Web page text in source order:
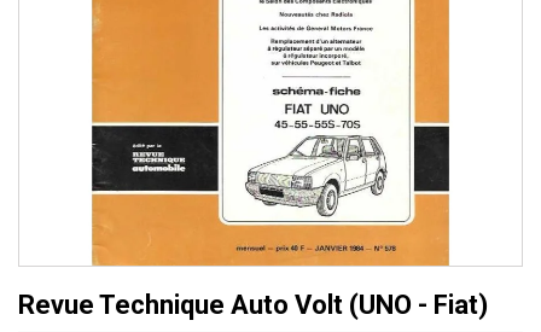
Revue Technique Auto Volt (UNO - Fiat)